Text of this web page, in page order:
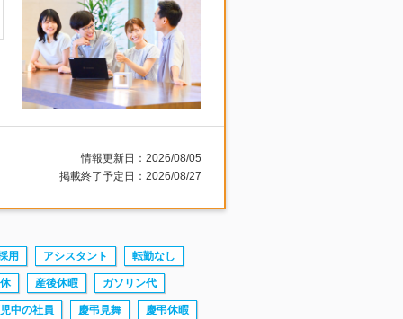
情報更新日：2026/08/05
掲載終了予定日：2026/08/27
用 アシスタント 転勤なし
産後休暇 ガソリン代
中の社員 慶弔見舞 慶弔休暇